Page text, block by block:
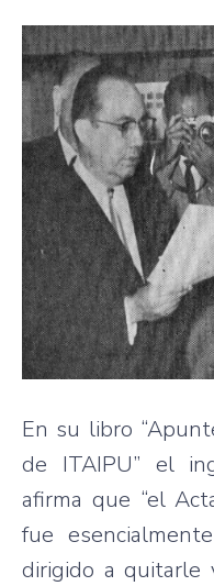
En su libro
de ITAIPU” el
afirma que “el
fue
dirigido a quitarle